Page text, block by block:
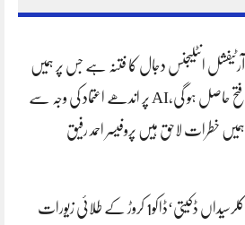
آرٹیفشل انٹلیجنس دجال کا فتنہ ہے جس پر ہمیں
فتح حاصل ہو گی،AI پر اندھے اعتماد کی وجہ سے
ہمیں خطرات لاحق ہیں پروفیسر احمد رفیق
کلرسیداں ڈکیتی‘ڈاکو1 کروڑ کے طلائی زیورات